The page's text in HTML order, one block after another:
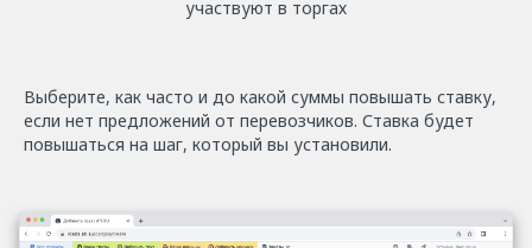
участвуют в торгах
Выберите, как часто и до какой суммы повышать ставку,
если нет предложений от перевозчиков. Ставка будет
повышаться на шаг, который вы установили.